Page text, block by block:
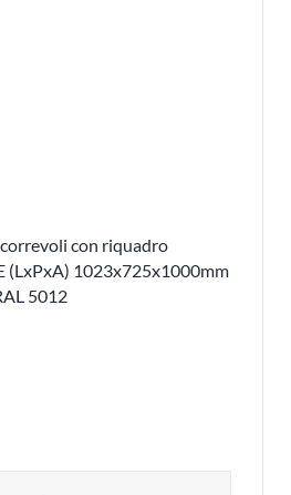
con riquadro
(LxPxA) 1023x725x1000mm
5012